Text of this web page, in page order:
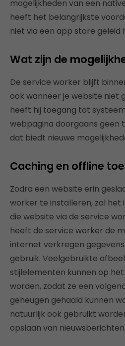
mogelijkheden van een
heeft het belangrijkste
niet via een app store geleid
Wat zijn de
De service worker blijft
ook wanneer je website niet
heeft hij toegang tot
webpagina doorgaans geen
dat biedt nieuwe
Caching en offline
Zodra een website erin
worker te installeren, zal
die website via de service
heeft de service worker de
internet verkregen
gebruik. Veelgebruikte
stijlelementen kunnen op
worden, zodat ze een
geheugen gehaald kunnen
natuurlijk ook gebruikt
opslaan van